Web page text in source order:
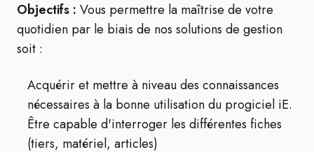
Objectifs : Vous permettre la maîtrise de votre
quotidien par le biais de nos solutions de gestion
soit :
Acquérir et mettre à niveau des connaissances
nécessaires à la bonne utilisation du progiciel iE.
Être capable d'interroger les différentes fiches
(tiers, matériel, articles)